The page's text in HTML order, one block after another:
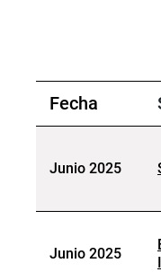
Fecha
Junio 2025
Junio 2025